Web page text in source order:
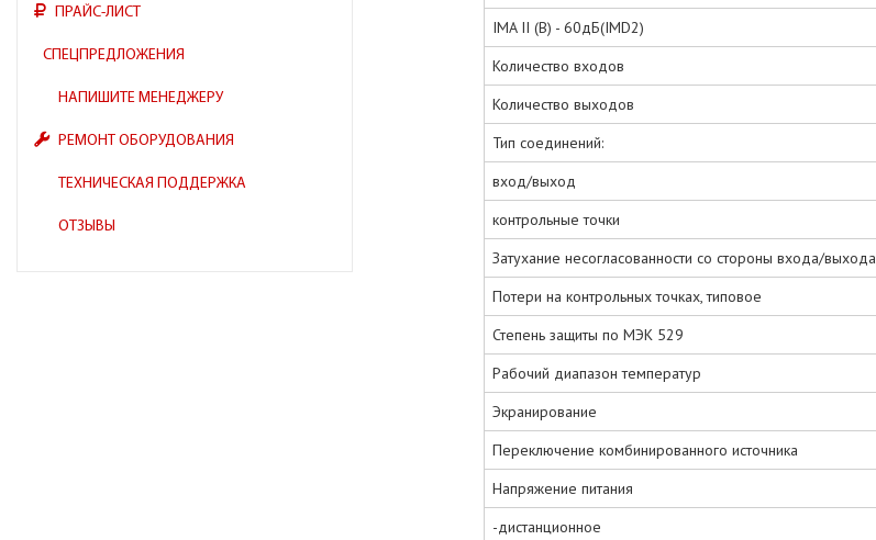
ПРАЙС-ЛИСТ
СПЕЦПРЕДЛОЖЕНИЯ
НАПИШИТЕ МЕНЕДЖЕРУ
РЕМОНТ ОБОРУДОВАНИЯ
ТЕХНИЧЕСКАЯ ПОДДЕРЖКА
ОТЗЫВЫ
IMA II (В) - 60дБ(IMD2)
Количество входов
Количество выходов
Тип соединений:
вход/выход
контрольные точки
Затухание несогласованности со стороны входа/выхода
Потери на контрольных точках, типовое
Степень защиты по МЭК 529
Рабочий диапазон температур
Экранирование
Переключение комбинированного источника
Напряжение питания
-дистанционное